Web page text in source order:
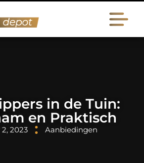
in de Tuin:
en Praktisch
2023 Aanbiedingen